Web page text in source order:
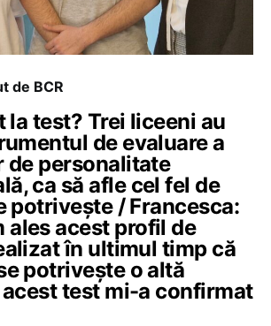
de BCR
la test? Trei liceeni au
de evaluare a
personalitate
ca să afle cel fel de
potrivește / Francesca:
ales acest profil de
în ultimul timp că
potrivește o altă
test mi-a confirmat